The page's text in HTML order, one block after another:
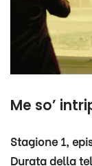
Me so’
Stagione 1,
Durata della